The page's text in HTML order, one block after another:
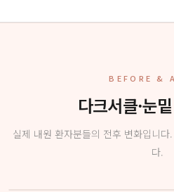
BEFORE &
다크서클·눈밑
실제 내원 환자분들의 전후 변화입니
다.